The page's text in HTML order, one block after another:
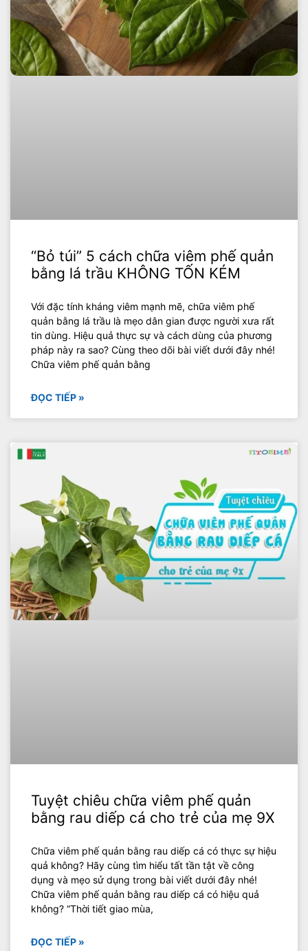
“Bỏ túi” 5 cách chữa viêm phế quản
bằng lá trầu KHÔNG TỐN KÉM
Với đặc tính kháng viêm mạnh mẽ, chữa viêm phế
quản bằng lá trầu là mẹo dân gian được người xưa rất
tin dùng. Hiệu quả thực sự và cách dùng của phương
pháp này ra sao? Cùng theo dõi bài viết dưới đây nhé!
Chữa viêm phế quản bằng
ĐỌC TIẾP »
Tuyệt chiêu chữa viêm phế quản
bằng rau diếp cá cho trẻ của mẹ 9X
Chữa viêm phế quản bằng rau diếp cá có thực sự hiệu
quả không? Hãy cùng tìm hiểu tất tần tật về công
dụng và mẹo sử dụng trong bài viết dưới đây nhé!
Chữa viêm phế quản bằng rau diếp cá có hiệu quả
không? “Thời tiết giao mùa,
ĐỌC TIẾP »